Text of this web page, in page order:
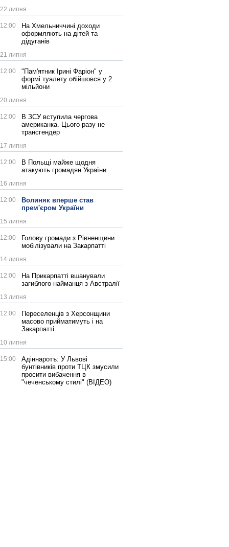
22 липня
12:00
На Хмельниччині доходи
оформляють на дітей та
дідуганів
21 липня
12:00
"Пам'ятник Ірині Фаріон" у
формі туалету обійшовся у 2
мільйони
20 липня
12:00
В ЗСУ вступила чергова
американка. Цього разу не
трансгендер
17 липня
12:00
В Польщі майже щодня
атакують громадян України
16 липня
12:00
Волиняк вперше став
прем'єром України
15 липня
12:00
Голову громади з Рівненщини
мобілізували на Закарпатті
14 липня
12:00
На Прикарпатті вшанували
загиблого найманця з Австралії
13 липня
12:00
Переселенців з Херсонщини
масово прийматимуть і на
Закарпатті
10 липня
15:00
Адіннаротъ: У Львові
бунтівників проти ТЦК змусили
просити вибачення в
"чеченському стилі" (ВІДЕО)